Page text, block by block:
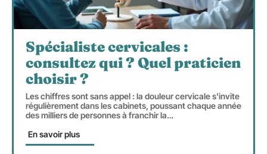
Spécialiste cervicales :
consultez qui ? Quel praticien
choisir ?
Les chiffres sont sans appel : la douleur cervicale s'invite
régulièrement dans les cabinets, poussant chaque année
des milliers de personnes à franchir la…
En savoir plus